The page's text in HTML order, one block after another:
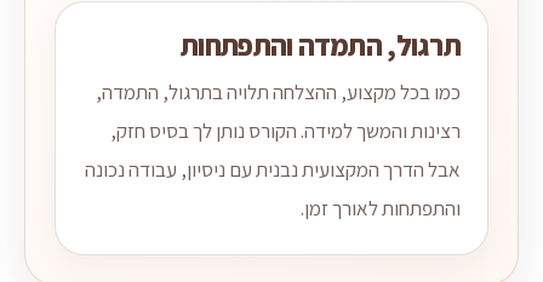
תרגול, התמדה והתפתחות
כמו בכל מקצוע, ההצלחה תלויה בתרגול, התמדה,
רצינות והמשך למידה. הקורס נותן לך בסיס חזק,
אבל הדרך המקצועית נבנית עם ניסיון, עבודה נכונה
והתפתחות לאורך זמן.